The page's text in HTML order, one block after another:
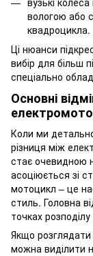
вологою або
квадроцикла.
Ці нюанси
вибір для більш
спеціально
Основні
Коли ми
різниця між
стає очевидною
асоціюється зі
мотоцикл – це
стиль. Головна
точках
Якщо розглядати
можна виділити